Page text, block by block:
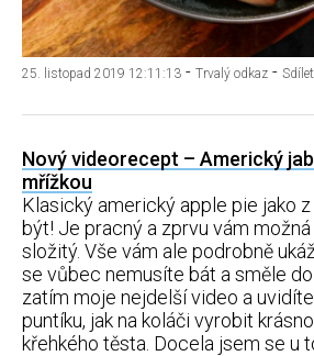
25. listopad 2019 12:11:13 - Trvalý odkaz -
Nový videorecept – Americký
mřížkou
Klasický americký apple pie jako
být! Je pracný a zprvu vám
složitý. Vše vám ale podrobně
se vůbec nemusíte bát a směle
zatím moje nejdelší video a
puntíku, jak na koláči vyrobit
křehkého těsta. Docela jsem se u